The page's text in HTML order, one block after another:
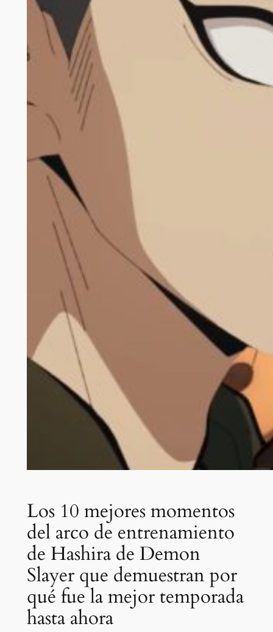
Los 10 mejores momentos
del arco de entrenamiento
de Hashira de Demon
Slayer que demuestran por
qué fue la mejor temporada
hasta ahora